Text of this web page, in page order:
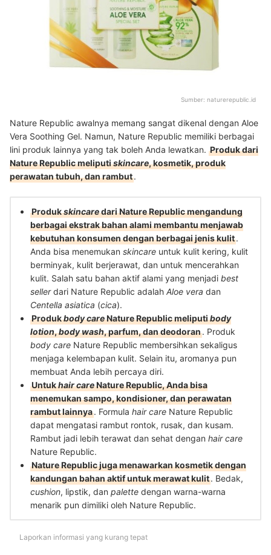
Sumber: naturerepublic.id
Nature Republic awalnya memang sangat dikenal dengan Aloe
Vera Soothing Gel. Namun, Nature Republic memiliki berbagai
lini produk lainnya yang tak boleh Anda lewatkan. Produk dari
Nature Republic meliputiskincare, kosmetik, produk
perawatan tubuh, dan rambut.
Produkskincaredari Nature Republic mengandung
berbagai ekstrak bahan alami membantu menjawab
kebutuhan konsumen dengan berbagai jenis kulit.
Anda bisa menemukan skincare untuk kulit kering, kulit
berminyak, kulit berjerawat, dan untuk mencerahkan
kulit. Salah satu bahan aktif alami yang menjadi best
sellerdari Nature Republic adalah Aloe vera dan
Centella asiatica (cica).
Produkbody careNature Republic meliputibody
lotion,body wash, parfum, dan deodoran. Produk
body care Nature Republic membersihkan sekaligus
menjaga kelembapan kulit. Selain itu, aromanya pun
membuat Anda lebih percaya diri.
Untukhair careNature Republic, Anda bisa
menemukan sampo, kondisioner, dan perawatan
rambut lainnya. Formula hair care Nature Republic
dapat mengatasi rambut rontok, rusak, dan kusam.
Rambut jadi lebih terawat dan sehat dengan hair care
Nature Republic.
Nature Republic juga menawarkan kosmetik dengan
kandungan bahan aktif untuk merawat kulit. Bedak,
cushion, lipstik, dan palette dengan warna-warna
menarik pun dimiliki oleh Nature Republic.
Laporkan informasi yang kurang tepat